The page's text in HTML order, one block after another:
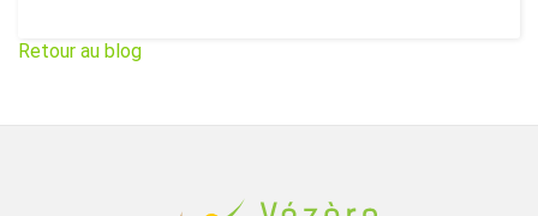
Retour au blog